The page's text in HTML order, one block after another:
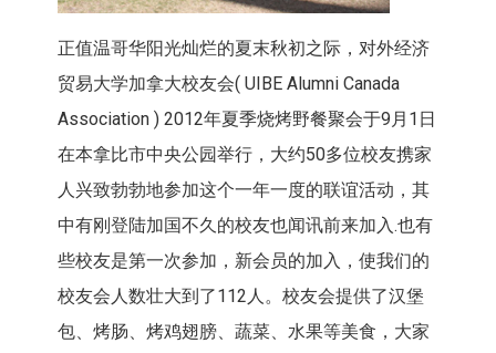
正值温哥华阳光灿烂的夏末秋初之际，对外经济
贸易大学加拿大校友会( UIBE Alumni Canada
Association ) 2012年夏季烧烤野餐聚会于9月1日
在本拿比市中央公园举行，大约50多位校友携家
人兴致勃勃地参加这个一年一度的联谊活动，其
中有刚登陆加国不久的校友也闻讯前来加入.也有
些校友是第一次参加，新会员的加入，使我们的
校友会人数壮大到了112人。校友会提供了汉堡
包、烤肠、烤鸡翅膀、蔬菜、水果等美食，大家